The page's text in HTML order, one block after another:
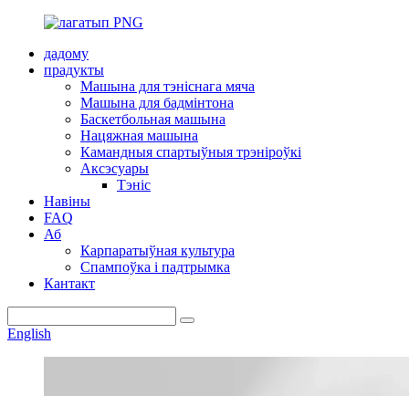
дадому
прадукты
Машына для тэніснага мяча
Машына для бадмінтона
Баскетбольная машына
Нацяжная машына
Камандныя спартыўныя трэніроўкі
Аксэсуары
Тэніс
Навіны
FAQ
Аб
Карпаратыўная культура
Спампоўка і падтрымка
Кантакт
English